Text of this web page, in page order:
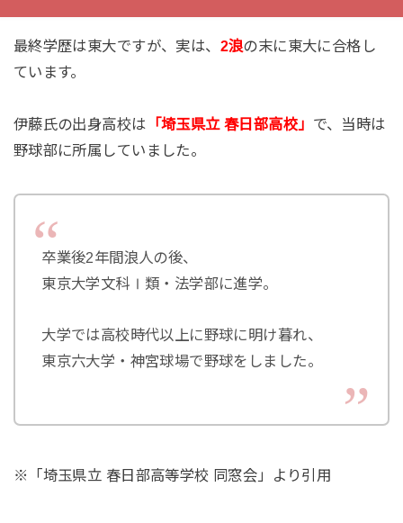
最終学歴は東大ですが、実は、 2浪の末に東大に合格し
ています。
伊藤氏の出身高校は 「埼玉県立 春日部高校」 で、当時は
野球部に所属していました。
卒業後2年間浪人の後、
東京大学文科Ⅰ類・法学部に進学。
大学では高校時代以上に野球に明け暮れ、
東京六大学・神宮球場で野球をしました。
※「埼玉県立 春日部高等学校 同窓会」より引用